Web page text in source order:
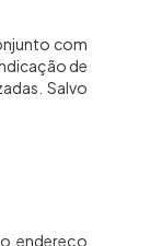
com
de
Salvo
endereço